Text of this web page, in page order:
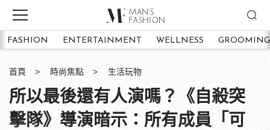
FASHION ENTERTAINMENT WELLNESS GROOMING
首頁 時尚焦點 生活玩物
所以最後還有人演嗎？《自殺突
擊隊》導演暗示：所有成員「可